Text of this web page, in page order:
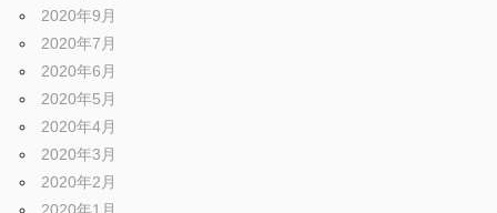
2020年9月
2020年7月
2020年6月
2020年5月
2020年4月
2020年3月
2020年2月